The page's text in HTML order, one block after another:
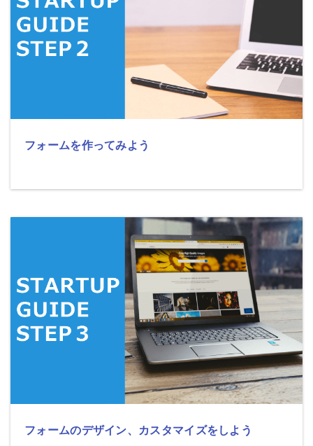
フォームを作ってみよう
フォームのデザイン、カスタマイズをしよう